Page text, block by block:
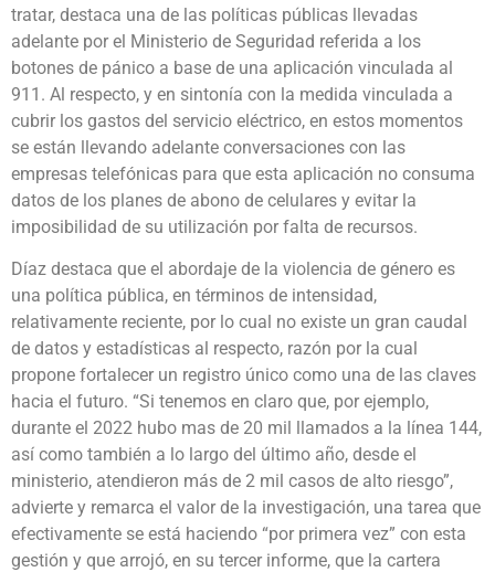
tratar, destaca una de las políticas públicas llevadas
adelante por el Ministerio de Seguridad referida a los
botones de pánico a base de una aplicación vinculada al
911. Al respecto, y en sintonía con la medida vinculada a
cubrir los gastos del servicio eléctrico, en estos momentos
se están llevando adelante conversaciones con las
empresas telefónicas para que esta aplicación no consuma
datos de los planes de abono de celulares y evitar la
imposibilidad de su utilización por falta de recursos.
Díaz destaca que el abordaje de la violencia de género es
una política pública, en términos de intensidad,
relativamente reciente, por lo cual no existe un gran caudal
de datos y estadísticas al respecto, razón por la cual
propone fortalecer un registro único como una de las claves
hacia el futuro. “Si tenemos en claro que, por ejemplo,
durante el 2022 hubo mas de 20 mil llamados a la línea 144,
así como también a lo largo del último año, desde el
ministerio, atendieron más de 2 mil casos de alto riesgo”,
advierte y remarca el valor de la investigación, una tarea que
efectivamente se está haciendo “por primera vez” con esta
gestión y que arrojó, en su tercer informe, que la cartera